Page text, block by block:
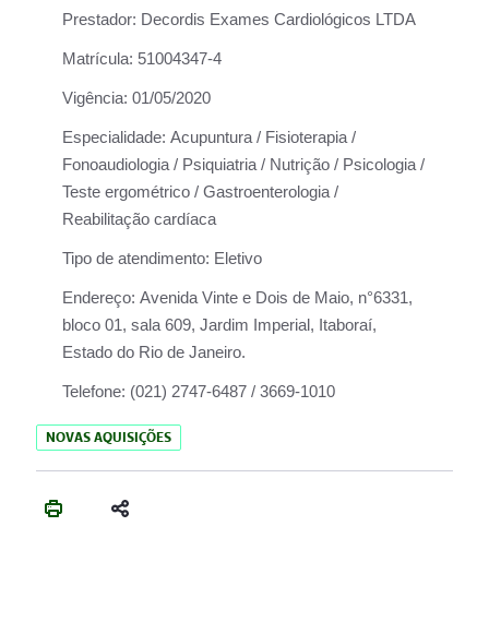
Prestador: Decordis Exames Cardiológicos LTDA
Matrícula: 51004347-4
Vigência: 01/05/2020
Especialidade: Acupuntura / Fisioterapia /
Fonoaudiologia / Psiquiatria / Nutrição / Psicologia /
Teste ergométrico / Gastroenterologia /
Reabilitação cardíaca
Tipo de atendimento: Eletivo
Endereço: Avenida Vinte e Dois de Maio, n°6331,
bloco 01, sala 609, Jardim Imperial, Itaboraí,
Estado do Rio de Janeiro.
Telefone: (021) 2747-6487 / 3669-1010
NOVAS AQUISIÇÕES